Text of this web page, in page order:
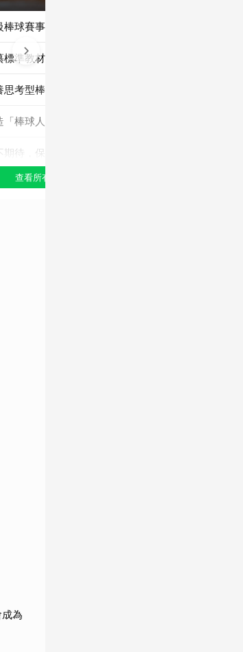
棒球賽事正常化
標準教材與導入運科防護
思考型棒球人才
「棒球人之家」
期待，保持觀望
查看所有選項
為